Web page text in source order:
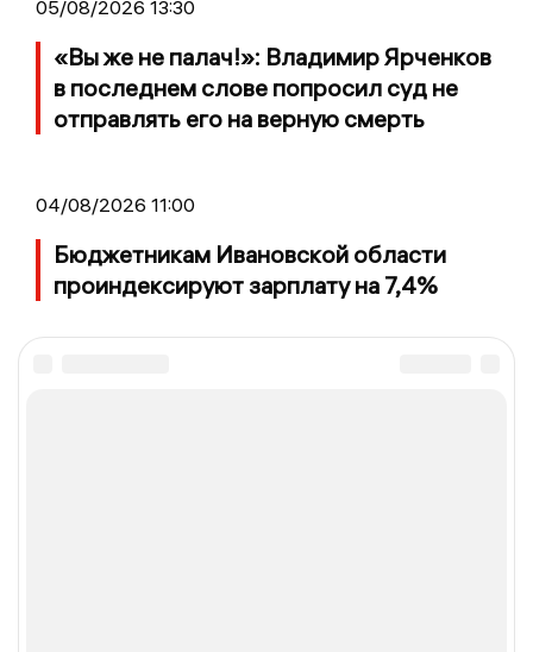
05/08/2026 13:30
«Вы же не палач!»: Владимир Ярченков
в последнем слове попросил суд не
отправлять его на верную смерть
04/08/2026 11:00
Бюджетникам Ивановской области
проиндексируют зарплату на 7,4%